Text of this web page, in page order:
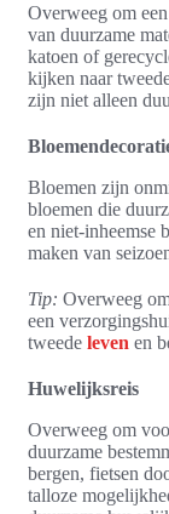
Overweeg om
van duurzame
katoen of
kijken naar
zijn niet alleen
Bloemen zijn
bloemen die
en niet-inheemse
maken van
Tip: Overweeg
een
tweede leven en
Huwelijksreis
Overweeg om
duurzame
bergen, fietsen
talloze